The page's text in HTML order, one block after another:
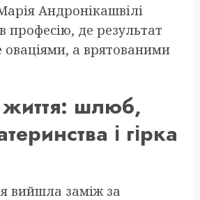
Андронікашвілі
професію, де результат
оваціями, а врятованими
життя: шлюб,
і гірка
вийшла заміж за